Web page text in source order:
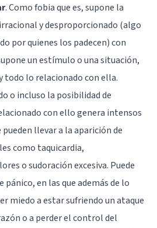
. Como fobia que es, supone la
y desproporcionado (algo
por quienes los padecen) con
un estímulo o una situación,
todo lo relacionado con ella.
o incluso la posibilidad de
con ello genera intensos
pueden llevar a la aparición de
como taquicardia,
o sudoración excesiva. Puede
pánico, en las que además de lo
miedo a estar sufriendo un ataque
o a perder el control del